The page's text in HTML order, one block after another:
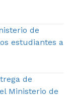
de
estudiantes a
de
Ministerio de